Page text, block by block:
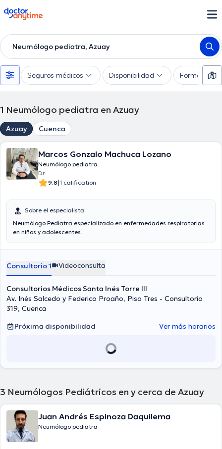
doctoranytime
Neumólogo pediatra, Azuay
Seguros médicos Disponibilidad Formas de
1 Neumólogo pediatra en Azuay
Azuay Cuenca
Marcos Gonzalo Machuca Lozano
Neumólogo pediatra
Dr
9.8|1 calification
Sobre el especialista
Neumólogo Pediatra especializado en enfermedades respiratorias
en niños y adolescentes.
Consultorio 1 Videoconsulta
Consultorios Médicos Santa Inés Torre III
Av. Inés Salcedo y Federico Proaño, Piso Tres - Consultorio
319, Cuenca
Próxima disponibilidad
Ver más horarios
3 Neumólogos Pediátricos en y cerca de Azuay
Juan Andrés Espinoza Daquilema
Neumólogo pediatra